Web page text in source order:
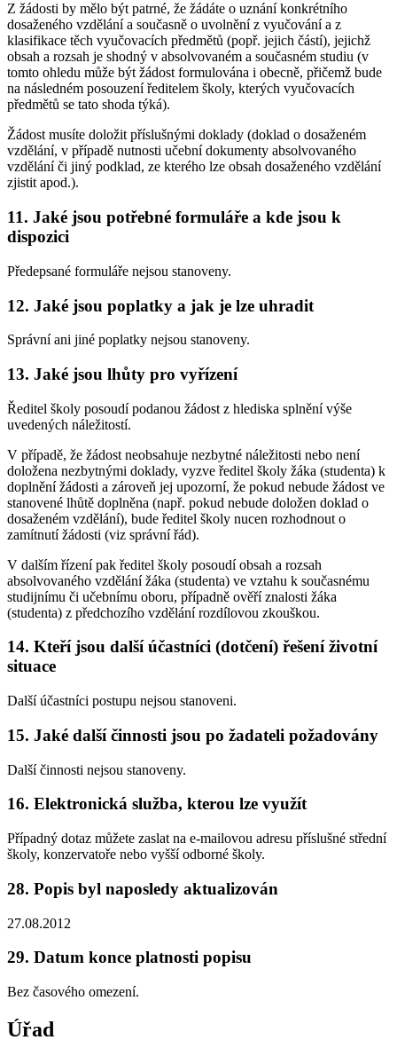
Z žádosti by mělo být patrné, že žádáte o uznání konkrétního
dosaženého vzdělání a současně o uvolnění z vyučování a z
klasifikace těch vyučovacích předmětů (popř. jejich částí), jejichž
obsah a rozsah je shodný v absolvovaném a současném studiu (v
tomto ohledu může být žádost formulována i obecně, přičemž bude
na následném posouzení ředitelem školy, kterých vyučovacích
předmětů se tato shoda týká).
Žádost musíte doložit příslušnými doklady (doklad o dosaženém
vzdělání, v případě nutnosti učební dokumenty absolvovaného
vzdělání či jiný podklad, ze kterého lze obsah dosaženého vzdělání
zjistit apod.).
11. Jaké jsou potřebné formuláře a kde jsou k
dispozici
Předepsané formuláře nejsou stanoveny.
12. Jaké jsou poplatky a jak je lze uhradit
Správní ani jiné poplatky nejsou stanoveny.
13. Jaké jsou lhůty pro vyřízení
Ředitel školy posoudí podanou žádost z hlediska splnění výše
uvedených náležitostí.
V případě, že žádost neobsahuje nezbytné náležitosti nebo není
doložena nezbytnými doklady, vyzve ředitel školy žáka (studenta) k
doplnění žádosti a zároveň jej upozorní, že pokud nebude žádost ve
stanovené lhůtě doplněna (např. pokud nebude doložen doklad o
dosaženém vzdělání), bude ředitel školy nucen rozhodnout o
zamítnutí žádosti (viz správní řád).
V dalším řízení pak ředitel školy posoudí obsah a rozsah
absolvovaného vzdělání žáka (studenta) ve vztahu k současnému
studijnímu či učebnímu oboru, případně ověří znalosti žáka
(studenta) z předchozího vzdělání rozdílovou zkouškou.
14. Kteří jsou další účastníci (dotčení) řešení životní
situace
Další účastníci postupu nejsou stanoveni.
15. Jaké další činnosti jsou po žadateli požadovány
Další činnosti nejsou stanoveny.
16. Elektronická služba, kterou lze využít
Případný dotaz můžete zaslat na e-mailovou adresu příslušné střední
školy, konzervatoře nebo vyšší odborné školy.
28. Popis byl naposledy aktualizován
27.08.2012
29. Datum konce platnosti popisu
Bez časového omezení.
Úřad